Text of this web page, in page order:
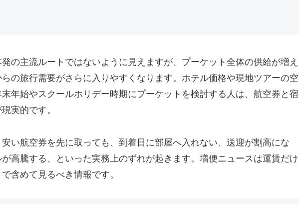
の主流ルートではないように見えますが、プーケット全体の供給が増え
の旅行需要がさらに入りやすくなります。ホテル価格や現地ツアーの空
年始やスクールホリデー時期にプーケットを検討する人は、航空券と宿
実的です。
い航空券を先に取っても、到着日に部屋へ入れない、送迎が割高にな
高騰する、といった実務上のずれが起きます。増便ニュースは運賃だけ
含めて見るべき情報です。